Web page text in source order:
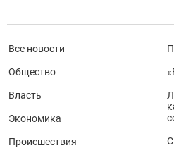
Все новости
Общество
Власть
Экономика
Происшествия